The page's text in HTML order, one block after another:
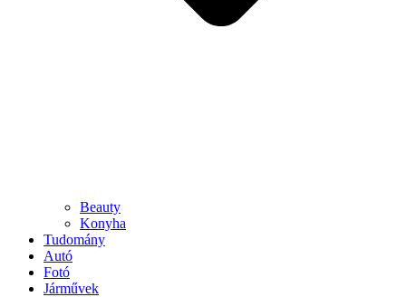
Beauty
Konyha
Tudomány
Autó
Fotó
Járművek